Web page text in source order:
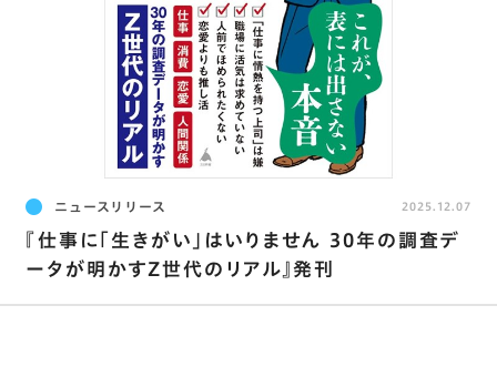
ニュースリリース
『仕事に「生きがい」はいりません 30年の調査デ
ータが明かすZ世代のリアル』発刊
2025.12.07